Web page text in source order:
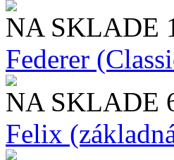
NA SKLADE
Federer
NA SKLADE
Felix